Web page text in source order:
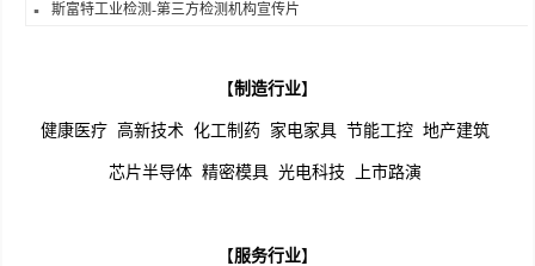
斯富特工业检测-第三方检测机构宣传片
【制造行业】
健康医疗 高新技术 化工制药 家电家具 节能工控 地产建筑
芯片半导体 精密模具 光电科技 上市路演
【服务行业】